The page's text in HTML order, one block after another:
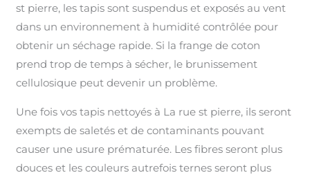
st pierre, les tapis sont suspendus et exposés au vent
dans un environnement à humidité contrôlée pour
obtenir un séchage rapide. Si la frange de coton
prend trop de temps à sécher, le brunissement
cellulosique peut devenir un problème.
Une fois vos tapis nettoyés à La rue st pierre, ils seront
exempts de saletés et de contaminants pouvant
causer une usure prématurée. Les fibres seront plus
douces et les couleurs autrefois ternes seront plus